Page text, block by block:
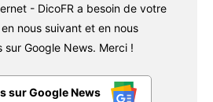
- DicoFR a besoin de votre
nous suivant et en nous
Google News. Merci !
sur Google News